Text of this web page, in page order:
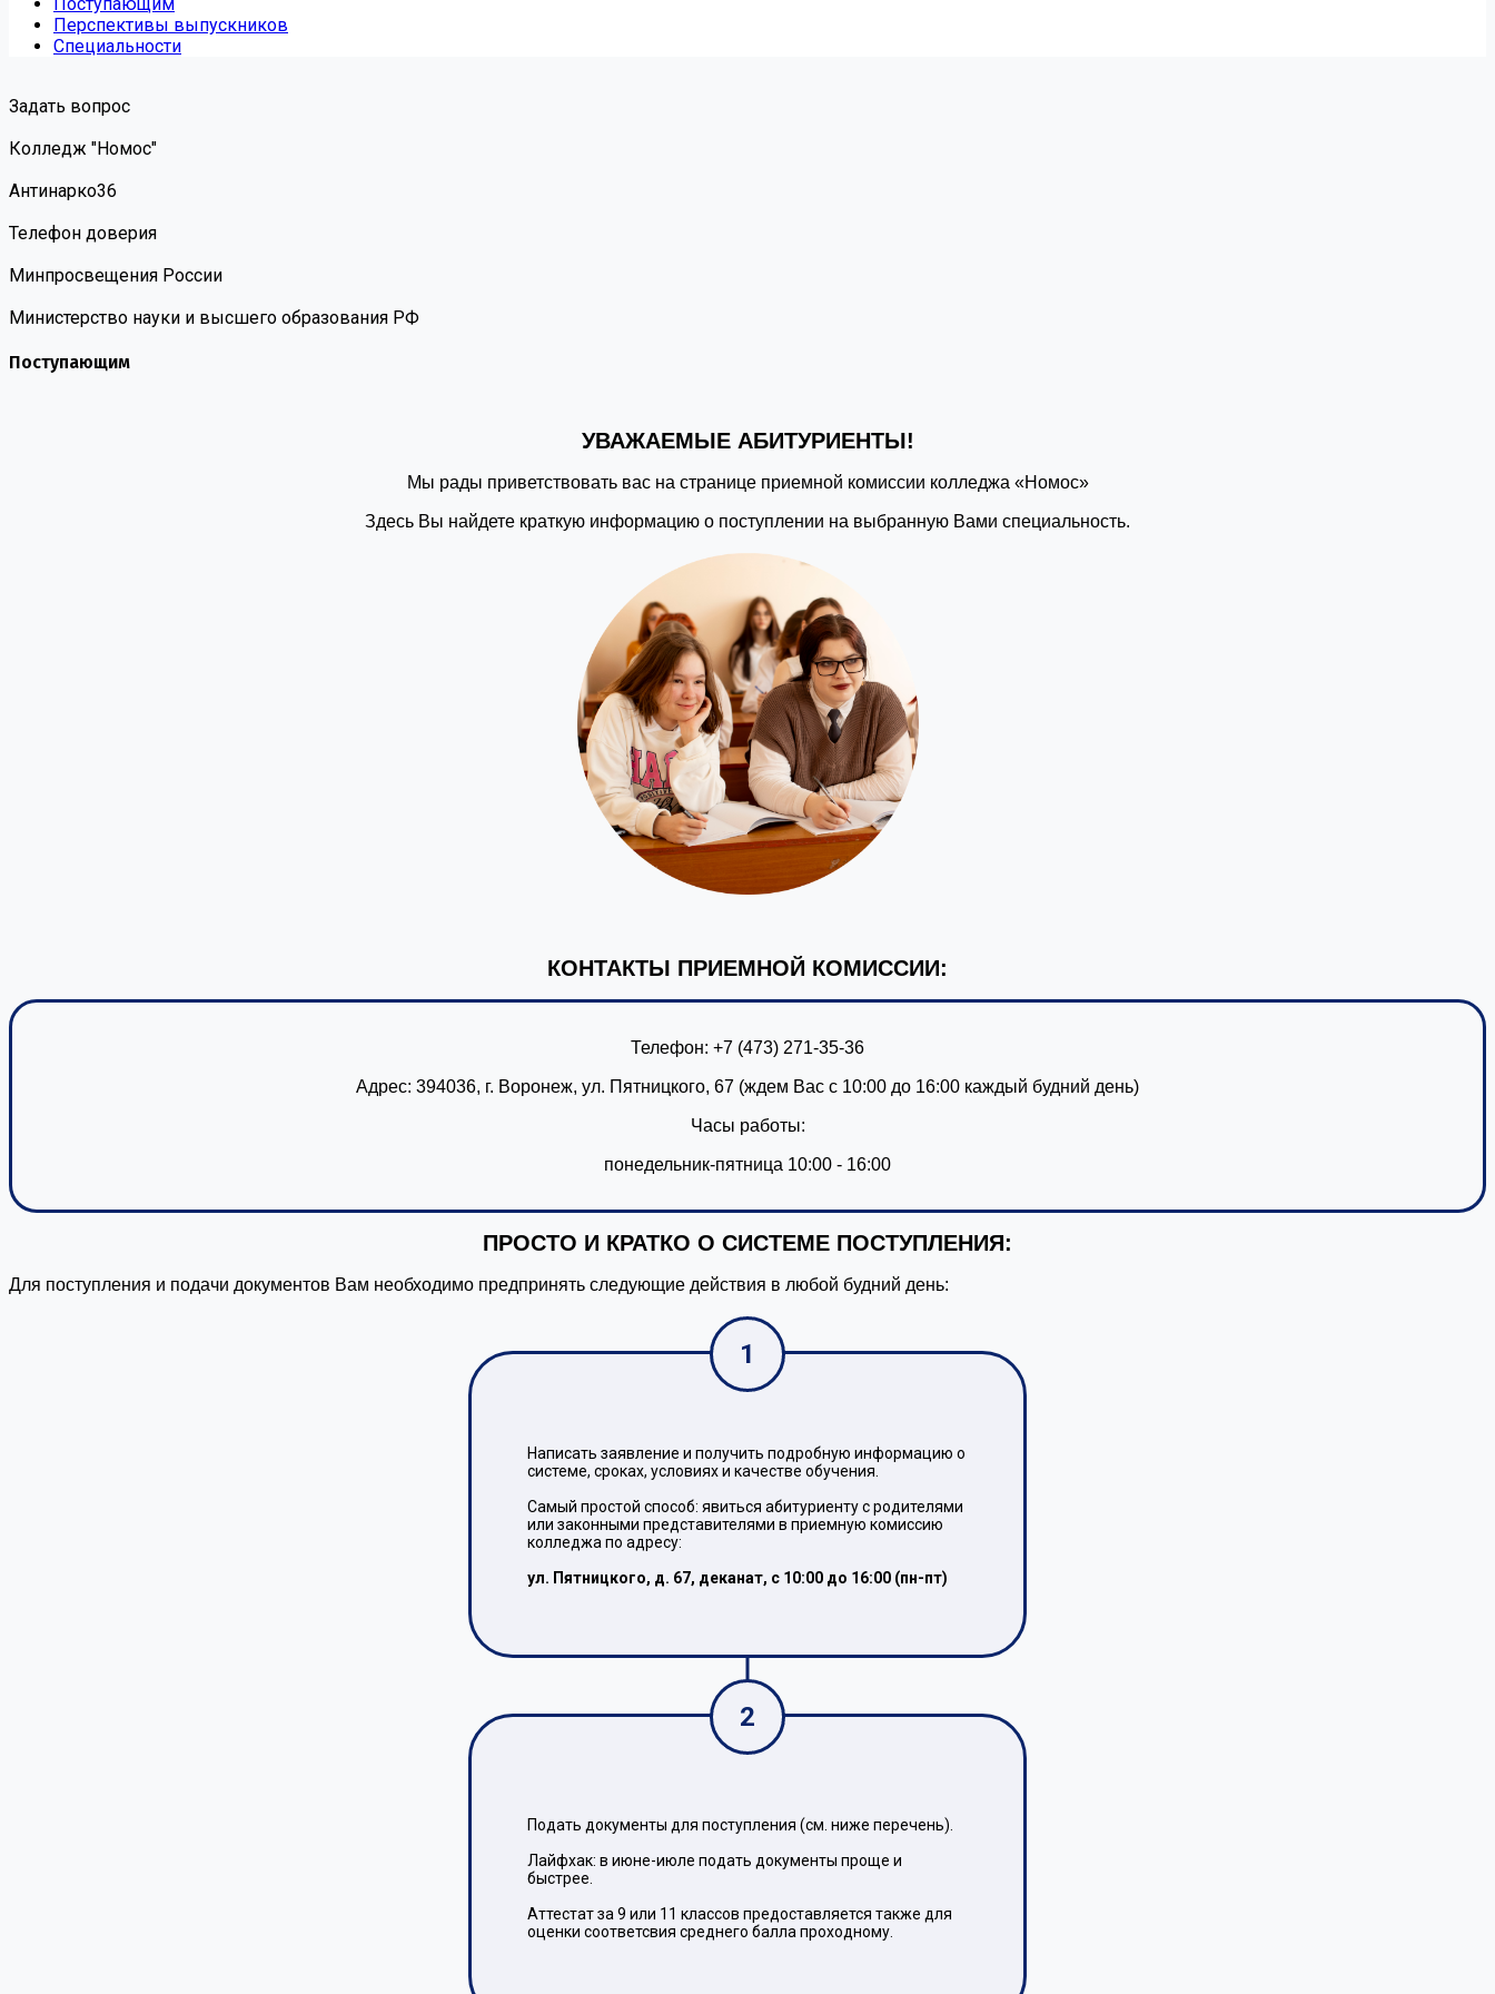
Перспективы выпускников
Специальности
Задать вопрос
Колледж "Номос"
Антинарко36
Телефон доверия
Минпросвещения России
Министерство науки и высшего образования РФ
Поступающим
УВАЖАЕМЫЕ АБИТУРИЕНТЫ!
Мы рады приветствовать вас на странице приемной комиссии колледжа «Номос»
Здесь Вы найдете краткую информацию о поступлении на выбранную Вами специальность.
КОНТАКТЫ ПРИЕМНОЙ КОМИССИИ:
Телефон: +7 (473) 271-35-36
Адрес: 394036, г. Воронеж, ул. Пятницкого, 67 (ждем Вас с 10:00 до 16:00 каждый будний день)
Часы работы:
понедельник-пятница 10:00 - 16:00
ПРОСТО И КРАТКО О СИСТЕМЕ ПОСТУПЛЕНИЯ:
Для поступления и подачи документов Вам необходимо предпринять следующие действия в любой будний день:
1
Написать заявление и получить подробную информацию о
системе, сроках, условиях и качестве обучения.
Самый простой способ: явиться абитуриенту с родителями
или законными представителями в приемную комиссию
колледжа по адресу:
ул. Пятницкого, д. 67, деканат, с 10:00 до 16:00 (пн-пт)
2
Подать документы для поступления (см. ниже перечень).
Лайфхак: в июне-июле подать документы проще и
быстрее.
Аттестат за 9 или 11 классов предоставляется также для
оценки соответсвия среднего балла проходному.